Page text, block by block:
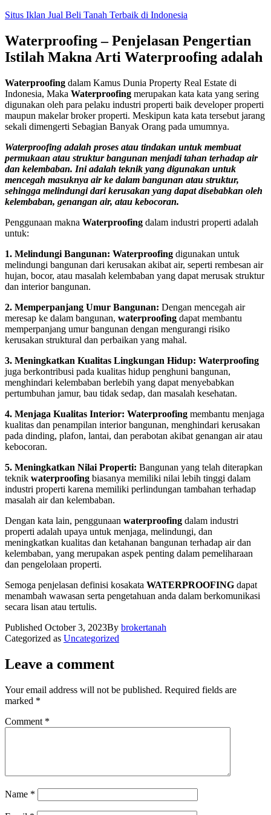
Skip
content
Situs Iklan Jual Beli Tanah Terbaik di Indonesia
Waterproofing – Penjelasan Pengertian
Istilah Makna Arti Waterproofing adalah
Waterproofing dalam Kamus Dunia Property Real Estate di
Indonesia, Maka Waterproofing merupakan kata kata yang sering
digunakan oleh para pelaku industri properti baik developer properti
maupun makelar broker properti. Meskipun kata kata tersebut jarang
sekali dimengerti Sebagian Banyak Orang pada umumnya.
Waterproofing adalah proses atau tindakan untuk membuat
permukaan atau struktur bangunan menjadi tahan terhadap air
dan kelembaban. Ini adalah teknik yang digunakan untuk
mencegah masuknya air ke dalam bangunan atau struktur,
sehingga melindungi dari kerusakan yang dapat disebabkan oleh
kelembaban, genangan air, atau kebocoran.
Penggunaan makna Waterproofing dalam industri properti adalah
untuk:
1. Melindungi Bangunan: Waterproofing digunakan untuk
melindungi bangunan dari kerusakan akibat air, seperti rembesan air
hujan, bocor, atau masalah kelembaban yang dapat merusak struktur
dan interior bangunan.
2. Memperpanjang Umur Bangunan: Dengan mencegah air
meresap ke dalam bangunan, waterproofing dapat membantu
memperpanjang umur bangunan dengan mengurangi risiko
kerusakan struktural dan perbaikan yang mahal.
3. Meningkatkan Kualitas Lingkungan Hidup: Waterproofing
juga berkontribusi pada kualitas hidup penghuni bangunan,
menghindari kelembaban berlebih yang dapat menyebabkan
pertumbuhan jamur, bau tidak sedap, dan masalah kesehatan.
4. Menjaga Kualitas Interior: Waterproofing membantu menjaga
kualitas dan penampilan interior bangunan, menghindari kerusakan
pada dinding, plafon, lantai, dan perabotan akibat genangan air atau
kebocoran.
5. Meningkatkan Nilai Properti: Bangunan yang telah diterapkan
teknik waterproofing biasanya memiliki nilai lebih tinggi dalam
industri properti karena memiliki perlindungan tambahan terhadap
masalah air dan kelembaban.
Dengan kata lain, penggunaan waterproofing dalam industri
properti adalah upaya untuk menjaga, melindungi, dan
meningkatkan kualitas dan ketahanan bangunan terhadap air dan
kelembaban, yang merupakan aspek penting dalam pemeliharaan
dan pengelolaan properti.
Semoga penjelasan definisi kosakata WATERPROOFING dapat
menambah wawasan serta pengetahuan anda dalam berkomunikasi
secara lisan atau tertulis.
Published October 3, 2023By brokertanah
Categorized as Uncategorized
Leave a comment
Your email address will not be published. Required fields are
marked *
Comment *
Name *